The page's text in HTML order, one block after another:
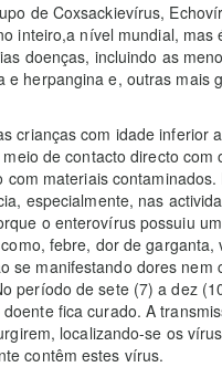
de Coxsackievírus,
inteiro,a nível mundial, mas
doenças, incluindo as
e herpangina e, outras mais
crianças com idade inferior
de contacto directo com
materiais
especialmente, nas
o enterovírus possuiu
febre, dor de garganta,
se manifestando dores nem
período de sete (7) a dez
fica curado. A
localizando-se os
contêm estes vírus.